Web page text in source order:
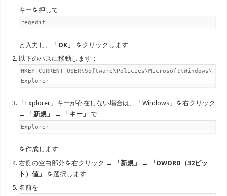
キーを押して
regedit
と入力し、 「OK」
をクリックします
以下のパスに移動します：
HKEY_CURRENT_USER\Software\Policies\Microsoft\Windows\
Explorer
「Explorer」キーが存在しない場合は、「Windows」を右クリック
→
「新規」 → 「キー」 で
Explorer
を作成します
右側の空白部分を右クリック →
「新規」 →
「DWORD（32ビッ
ト）値」
を選択します
名前を